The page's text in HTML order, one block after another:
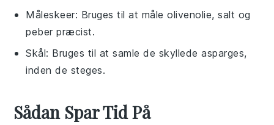
Måleskeer: Bruges til at måle olivenolie, salt og
peber præcist.
Skål: Bruges til at samle de skyllede asparges,
inden de steges.
Sådan Spar Tid På